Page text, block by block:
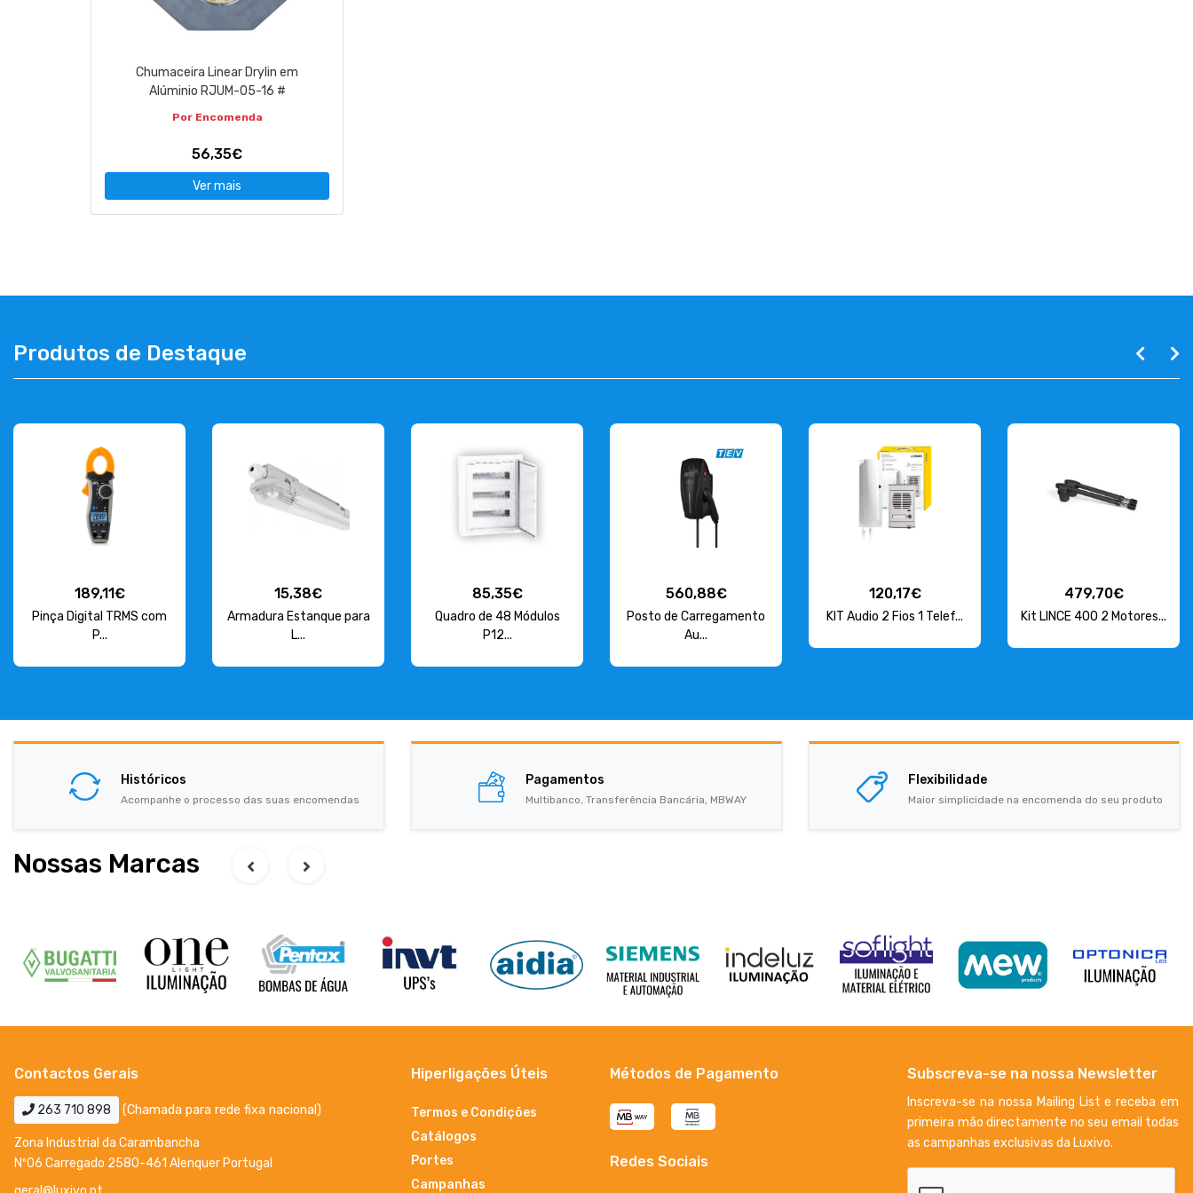
geral@luxivo.pt
Chumaceira Linear Drylin em
Alúminio RJUM-05-16 #
Por Encomenda
56,35€
Ver mais
Produtos de Destaque
189,11€
Pinça Digital TRMS com
P...
15,38€
Armadura Estanque para
L...
85,35€
Quadro de 48 Módulos
P12...
560,88€
Posto de Carregamento
Au...
120,17€
KIT Audio 2 Fios 1 Telef...
479,70€
Kit LINCE 400 2 Motores...
Históricos
Acompanhe o processo das suas encomendas
Pagamentos
Multibanco, Transferência Bancária, MBWAY
Flexibilidade
Maior simplicidade na encomenda do seu produto
Nossas Marcas
Contactos Gerais
263 710 898 (Chamada para rede fixa nacional)
Zona Industrial da Carambancha
Nº06 Carregado 2580-461 Alenquer Portugal
Hiperligações Úteis
Termos e Condições
Catálogos
Portes
Campanhas
Métodos de Pagamento
Redes Sociais
Subscreva-se na nossa Newsletter
Inscreva-se na nossa Mailing List e receba em
primeira mão directamente no seu email todas
as campanhas exclusivas da Luxivo.